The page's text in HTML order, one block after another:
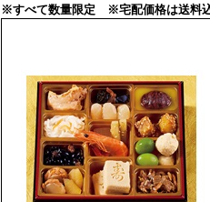
※すべて数量限定 ※宅配価格は送料